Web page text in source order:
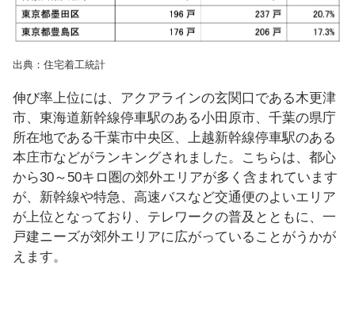
出典：住宅着工統計
伸び率上位には、アクアラインの玄関口である木更津
市、東海道新幹線停車駅のある小田原市、千葉の県庁
所在地である千葉市中央区、上越新幹線停車駅のある
本庄市などがランキングされました。こちらは、都心
から30～50キロ圏の郊外エリアが多く含まれています
が、新幹線や特急、高速バスなど交通便のよいエリア
が上位となっており、テレワークの普及とともに、一
戸建ニーズが郊外エリアに広がっていることがうかが
えます。